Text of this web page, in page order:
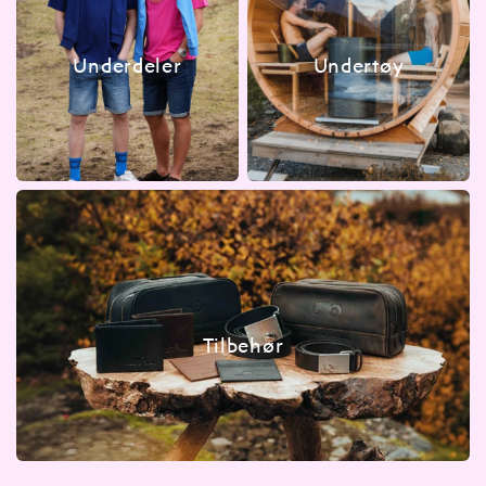
Underdeler Undertøy
Tilbehør